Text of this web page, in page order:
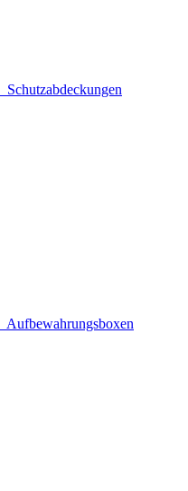
Schutzabdeckungen
Aufbewahrungsboxen